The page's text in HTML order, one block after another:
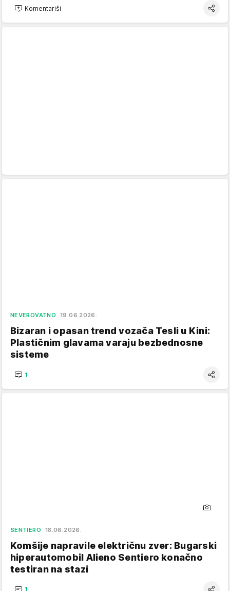
Komentariši
NEVEROVATNO 19.06.2026.
Bizaran i opasan trend vozača Tesli u Kini:
Plastičnim glavama varaju bezbednosne
sisteme
1
SENTIERO 18.06.2026.
Komšije napravile električnu zver: Bugarski
hiperautomobil Alieno Sentiero konačno
testiran na stazi
1